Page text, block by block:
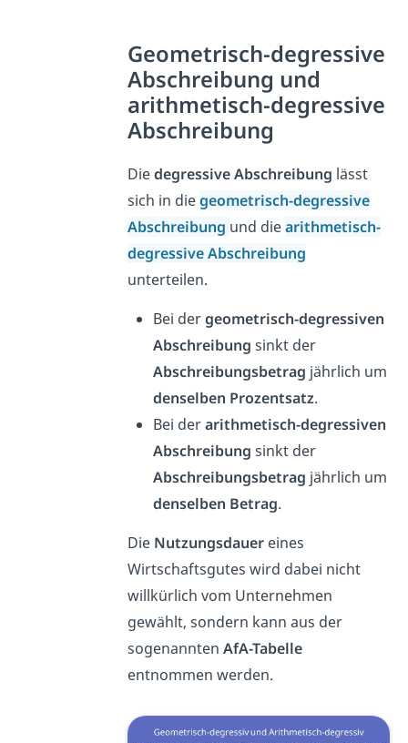
Geometrisch-degressive
Abschreibung und
arithmetisch-degressive
Abschreibung
Diedegressive Abschreibung lässt
sich in diegeometrisch-degressive
Abschreibung und diearithmetisch-
degressive Abschreibung
unterteilen.
Bei dergeometrisch-degressiven
Abschreibung sinkt der
Abschreibungsbetrag jährlich um
denselben Prozentsatz.
Bei derarithmetisch-degressiven
Abschreibung sinkt der
Abschreibungsbetrag jährlich um
denselben Betrag.
Die Nutzungsdauer eines
Wirtschaftsgutes wird dabei nicht
willkürlich vom Unternehmen
gewählt, sondern kann aus der
sogenanntenAfA-Tabelle
entnommen werden.